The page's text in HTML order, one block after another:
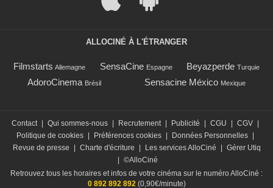
ALLOCINÉ À L'ÉTRANGER
Filmstarts Allemagne SensaCine Espagne Beyazperde Turquie
AdoroCinema Brésil Sensacine México Mexique
Contact | Qui sommes-nous | Recrutement | Publicité | CGU | CGV |
Politique de cookies | Préférences cookies | Données Personnelles |
Revue de presse
| Charte d'écriture | Les services AlloCiné | Gérer Utiq
| ©AlloCiné
Retrouvez tous les horaires et infos de votre cinéma sur le numéro AlloCiné :
0 892 892 892(0,90€/minute)